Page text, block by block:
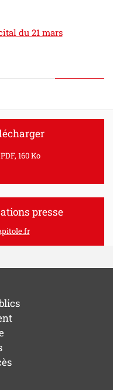
du 21 mars
PDF, 160 Ko
presse